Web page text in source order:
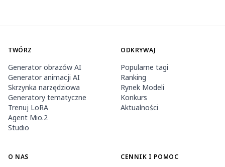
TWÓRZ
Generator obrazów AI
Generator animacji AI
Skrzynka narzędziowa
Generatory tematyczne
Trenuj LoRA
Agent Mio.2
Studio
ODKRYWAJ
Popularne tagi
Ranking
Rynek Modeli
Konkurs
Aktualności
O NAS CENNIK I POMOC